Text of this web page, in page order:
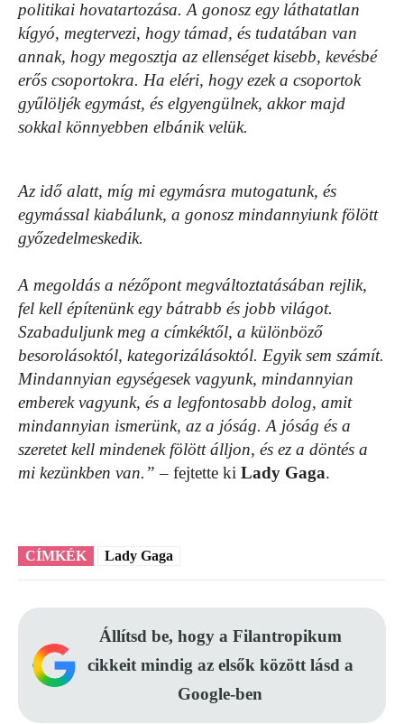
politikai hovatartozása. A gonosz egy láthatatlan
kígyó, megtervezi, hogy támad, és tudatában van
annak, hogy megosztja az ellenséget kisebb, kevésbé
erős csoportokra. Ha eléri, hogy ezek a csoportok
gyűlöljék egymást, és elgyengülnek, akkor majd
sokkal könnyebben elbánik velük.
Az idő alatt, míg mi egymásra mutogatunk, és
egymással kiabálunk, a gonosz mindannyiunk fölött
győzedelmeskedik.
A megoldás a nézőpont megváltoztatásában rejlik,
fel kell építenünk egy bátrabb és jobb világot.
Szabaduljunk meg a címkéktől, a különböző
besorolásoktól, kategorizálásoktól. Egyik sem számít.
Mindannyian egységesek vagyunk, mindannyian
emberek vagyunk, és a legfontosabb dolog, amit
mindannyian ismerünk, az a jóság. A jóság és a
szeretet kell mindenek fölött álljon, és ez a döntés a
mi kezünkben van.” – fejtette ki Lady Gaga.
CÍMKÉK Lady Gaga
Állítsd be, hogy a Filantropikum
cikkeit mindig az elsők között lásd a
Google-ben